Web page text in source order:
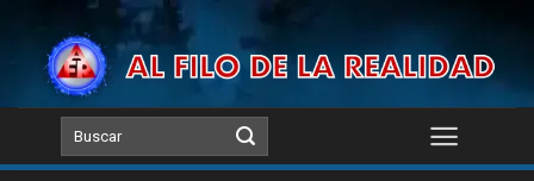
content